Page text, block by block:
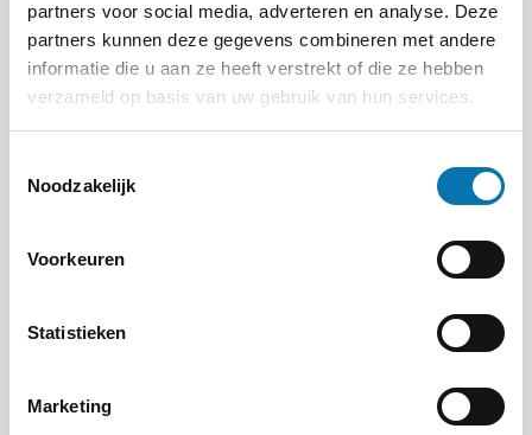
partners voor social media, adverteren en analyse. Deze
partners kunnen deze gegevens combineren met andere
informatie die u aan ze heeft verstrekt of die ze hebben
verzameld op basis van uw gebruik van hun services.
Noodzakelijk
Voorkeuren
Statistieken
Marketing
tot 10 werkdagen, afhankelijk van de snelheid van de
goedkeuring vanuit Nigeria en de planning bij de
ambassade. Een spoedprocedure is in sommige gevallen
mogelijk.
Nationaliteit